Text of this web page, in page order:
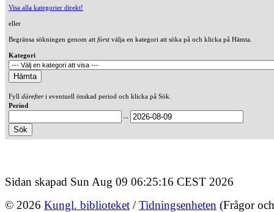
Visa alla kategorier direkt!
eller
Begränsa sökningen genom att förstvälja en kategori att söka på och klicka på Hämta.
Kategori
Fyll därefteri eventuell önskad period och klicka på Sök.
Period
--
Sidan skapad Sun Aug 09 06:25:16 CEST 2026
© 2026 Kungl. biblioteket /Tidningsenheten (Frågor